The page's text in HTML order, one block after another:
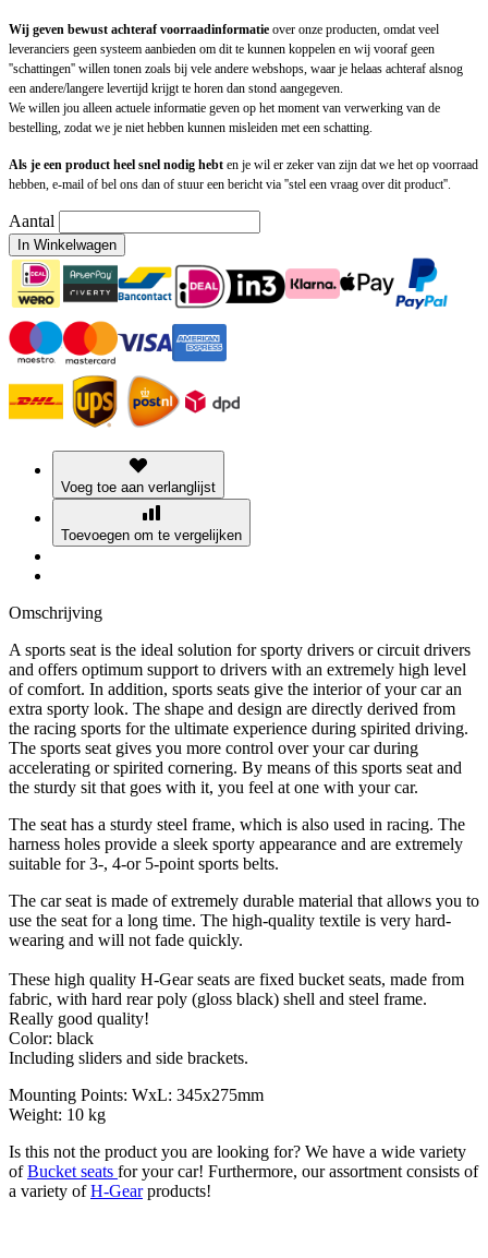
Wij geven bewust achteraf voorraadinformatie over onze producten, omdat veel
leveranciers geen systeem aanbieden om dit te kunnen koppelen en wij vooraf geen
''schattingen'' willen tonen zoals bij vele andere webshops, waar je helaas achteraf alsnog
een andere/langere levertijd krijgt te horen dan stond aangegeven.
We willen jou alleen actuele informatie geven op het moment van verwerking van de
bestelling, zodat we je niet hebben kunnen misleiden met een schatting.
Als je een product heel snel nodig hebt en je wil er zeker van zijn dat we het op voorraad
hebben, e-mail of bel ons dan of stuur een bericht via ''stel een vraag over dit product''.
Aantal
In Winkelwagen
Voeg toe aan verlanglijst
Toevoegen om te vergelijken
Omschrijving
A sports seat is the ideal solution for sporty drivers or circuit drivers
and offers optimum support to drivers with an extremely high level
of comfort. In addition, sports seats give the interior of your car an
extra sporty look. The shape and design are directly derived from
the racing sports for the ultimate experience during spirited driving.
The sports seat gives you more control over your car during
accelerating or spirited cornering. By means of this sports seat and
the sturdy sit that goes with it, you feel at one with your car.
The seat has a sturdy steel frame, which is also used in racing. The
harness holes provide a sleek sporty appearance and are extremely
suitable for 3-, 4-or 5-point sports belts.
The car seat is made of extremely durable material that allows you to
use the seat for a long time. The high-quality textile is very hard-
wearing and will not fade quickly.
These high quality H-Gear seats are fixed bucket seats, made from
fabric, with hard rear poly (gloss black) shell and steel frame.
Really good quality!
Color: black
Including sliders and side brackets.
Mounting Points: WxL: 345x275mm
Weight: 10 kg
Is this not the product you are looking for? We have a wide variety
ofBucket seats for your car! Furthermore, our assortment consists of
a variety ofH-Gearproducts!